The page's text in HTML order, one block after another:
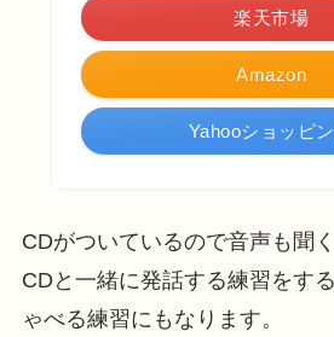
Amazon
楽天市場
Yahooショッピ
CDがついているので音声も聞
CDと一緒に発話する練習をす
ゃべる練習にもなります。